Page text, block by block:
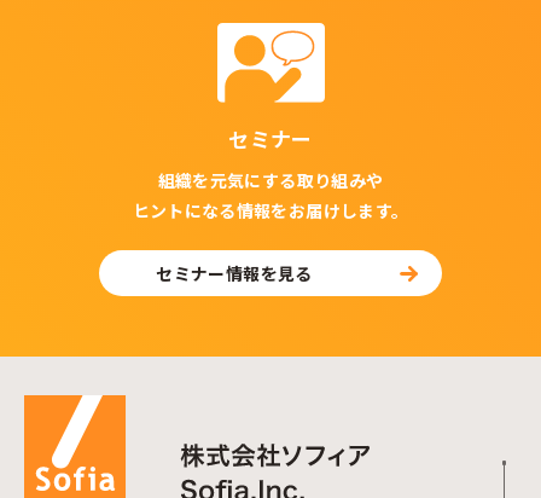
セミナー
組織を元気にする取り組みや
ヒントになる情報をお届けします。
セミナー情報を見る